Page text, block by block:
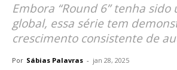
Embora “Round 6” tenha
global, essa série tem
crescimento consistente de
Por Sábias Palavras - jan 28, 2025